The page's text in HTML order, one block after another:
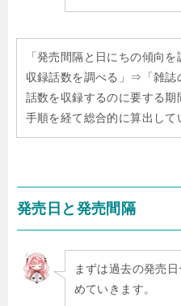
「発売間隔と日にちの傾向
収録話数を調べる」⇒「雑誌
話数を収録するのに要する期
手順を経て総合的に算出して
発売日と発売間隔
まずは過去の発売
めていきます。